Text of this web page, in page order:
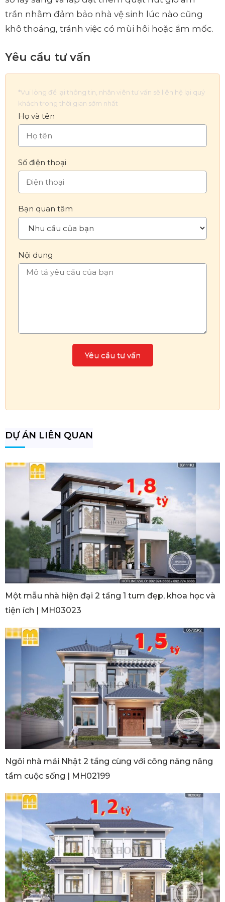
trần nhằm đảm bảo nhà vệ sinh lúc nào cũng
khô thoáng, tránh việc có mùi hôi hoặc ẩm mốc.
Yêu cầu tư vấn
*Vui lòng để lại thông tin, nhân viên tư vấn sẽ liên hệ lại quý
khách trong thời gian sớm nhất
Họ và tên
Số điện thoại
Bạn quan tâm
Nội dung
DỰ ÁN LIÊN QUAN
Một mẫu nhà hiện đại 2 tầng 1 tum đẹp, khoa học và
tiện ích | MH03023
Ngôi nhà mái Nhật 2 tầng cùng với công năng nâng
tầm cuộc sống | MH02199